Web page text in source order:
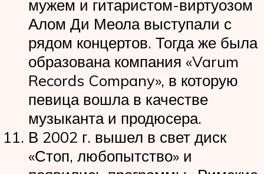
мужем и гитаристом-виртуозом
Алом Ди Меола выступали с
рядом концертов. Тогда же была
образована компания «Varum
Records Company», в которую
певица вошла в качестве
музыканта и продюсера.
В 2002 г. вышел в свет диск
«Стоп, любопытство» и